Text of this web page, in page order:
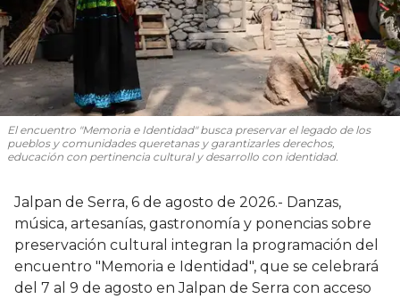
El encuentro "Memoria e Identidad" busca preservar el legado de los
pueblos y comunidades queretanas y garantizarles derechos,
educación con pertinencia cultural y desarrollo con identidad.
Jalpan de Serra, 6 de agosto de 2026.- Danzas,
música, artesanías, gastronomía y ponencias sobre
preservación cultural integran la programación del
encuentro "Memoria e Identidad", que se celebrará
del 7 al 9 de agosto en Jalpan de Serra con acceso